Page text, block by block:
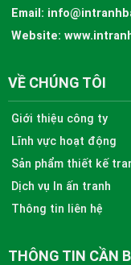
Email:
Website:
VỀ CHÚNG TÔI
Giới thiệu công ty
Lĩnh vực hoạt động
Sản phẩm thiết kế
Dịch vụ In ấn tranh
Thông tin liên hệ
THÔNG TIN CẦN